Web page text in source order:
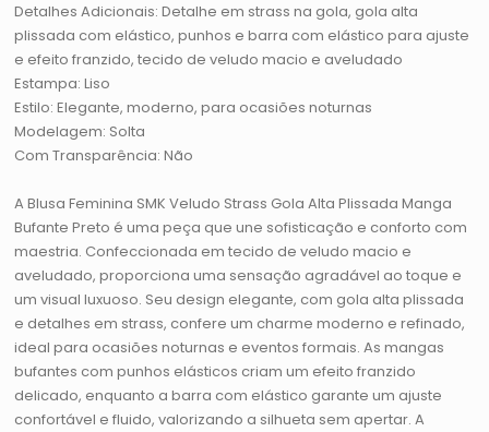
Detalhes Adicionais: Detalhe em strass na gola, gola alta
plissada com elástico, punhos e barra com elástico para ajuste
e efeito franzido, tecido de veludo macio e aveludado
Estampa: Liso
Estilo: Elegante, moderno, para ocasiões noturnas
Modelagem: Solta
Com Transparência: Não
A Blusa Feminina SMK Veludo Strass Gola Alta Plissada Manga
Bufante Preto é uma peça que une sofisticação e conforto com
maestria. Confeccionada em tecido de veludo macio e
aveludado, proporciona uma sensação agradável ao toque e
um visual luxuoso. Seu design elegante, com gola alta plissada
e detalhes em strass, confere um charme moderno e refinado,
ideal para ocasiões noturnas e eventos formais. As mangas
bufantes com punhos elásticos criam um efeito franzido
delicado, enquanto a barra com elástico garante um ajuste
confortável e fluido, valorizando a silhueta sem apertar. A